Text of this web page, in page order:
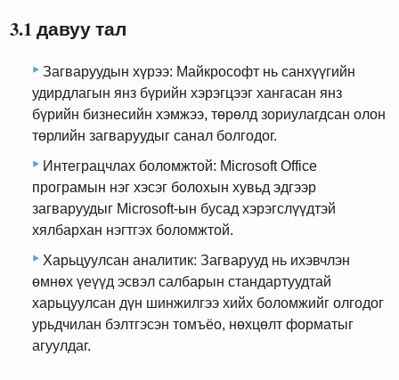
3.1 давуу тал
Загваруудын хүрээ: Майкрософт нь санхүүгийн
удирдлагын янз бүрийн хэрэгцээг хангасан янз
бүрийн бизнесийн хэмжээ, төрөлд зориулагдсан олон
төрлийн загваруудыг санал болгодог.
Интеграцчлах боломжтой: Microsoft Office
програмын нэг хэсэг болохын хувьд эдгээр
загваруудыг Microsoft-ын бусад хэрэгслүүдтэй
хялбархан нэгтгэх боломжтой.
Харьцуулсан аналитик: Загварууд нь ихэвчлэн
өмнөх үеүүд эсвэл салбарын стандартуудтай
харьцуулсан дүн шинжилгээ хийх боломжийг олгодог
урьдчилан бэлтгэсэн томъёо, нөхцөлт форматыг
агуулдаг.